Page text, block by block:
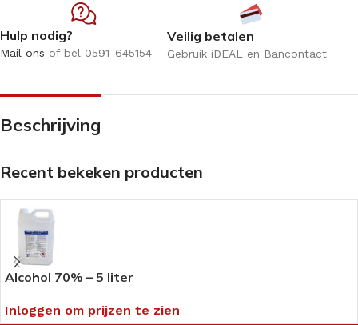
Hulp nodig?
Mail ons of bel 0591-645154
Veilig betalen
Gebruik iDEAL en Bancontact
Beschrijving
Recent bekeken producten
Alcohol 70% – 5 liter
Inloggen om prijzen te zien